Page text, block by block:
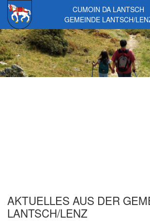
Skip to main content
CUMOIN DA LANTSCH
GEMEINDE LANTSCH/
AKTUELLES AUS DER
LANTSCH/LENZ